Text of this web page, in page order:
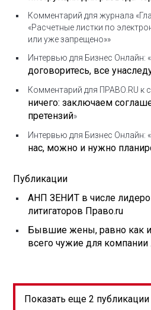
Комментарий для журнала
«Расчетные листки по
или уже запрещено»»
Интервью для Бизнес Онлайн: «
договоритесь, все
Комментарий для ПРАВО.RU к
ничего: заключаем
претензий»
Интервью для Бизнес Онлайн: «
нас, можно и нужно
Публикации
АНП ЗЕНИТ в числе
литигаторов Право.ru
Бывшие жены, равно как
всего чужие для
Показать еще 2 публикации